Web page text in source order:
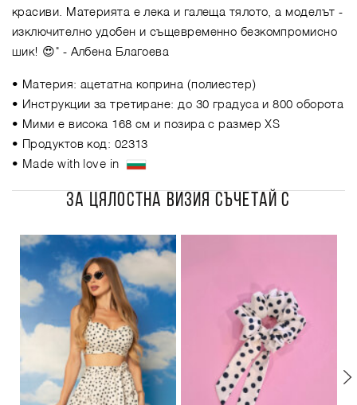
красиви. Материята е лека и галеща тялото, а моделът -
изключително удобен и същевременно безкомпромисно
шик! 😍" - Албена Благоева
• Материя: ацетатна коприна (полиестер)
• Инструкции за третиране: до 30 градуса и 800 оборота
• Мими е висока 168 см и позира с размер XS
• Продуктов код: 02313
• Made with love in
ЗА ЦЯЛОСТНА ВИЗИЯ СЪЧЕТАЙ С